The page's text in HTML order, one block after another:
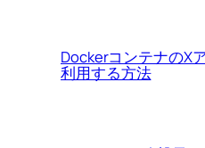
DockerコンテナのX
利用する方法